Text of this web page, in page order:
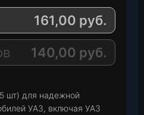
161,00 руб.
140,00 руб.
шт) для надежной
УАЗ, включая УАЗ